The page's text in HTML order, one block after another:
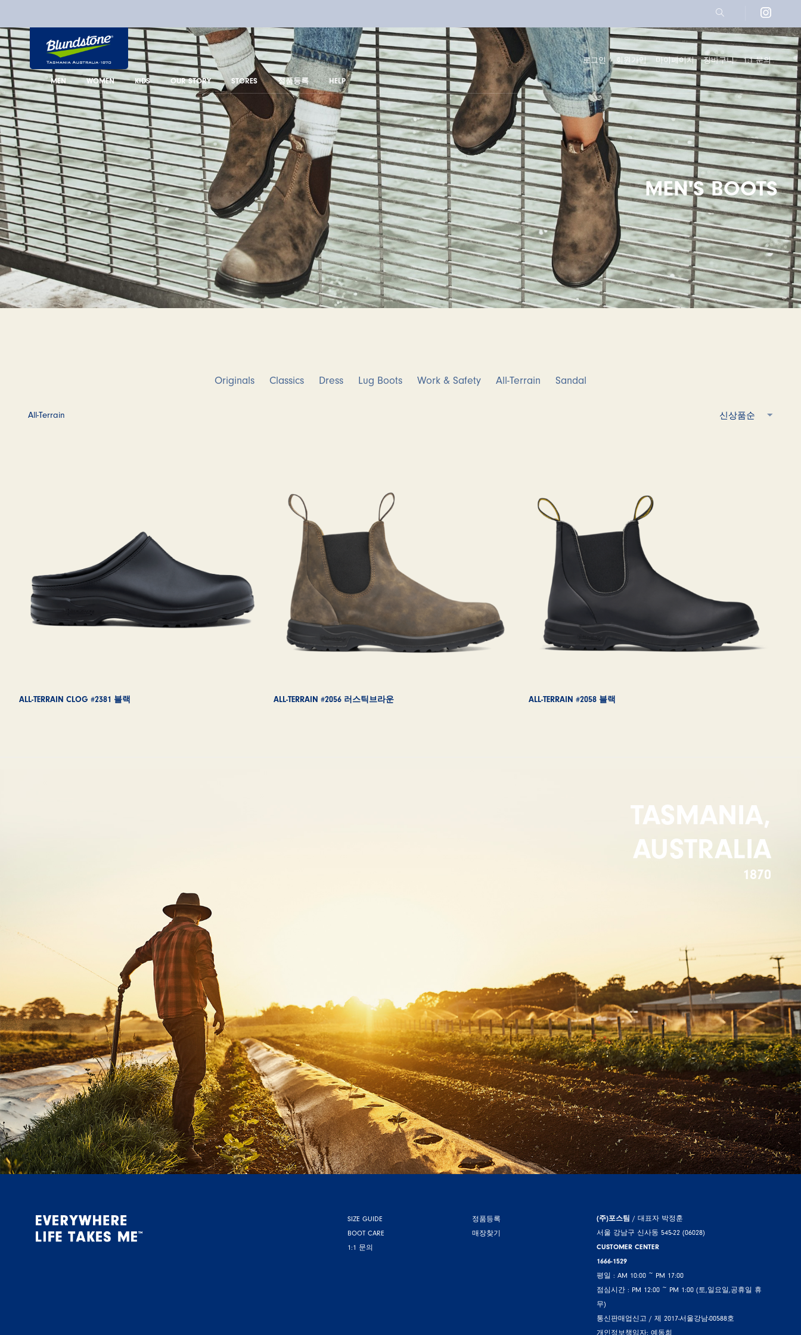
search
icon
사
이
트
로
고
MEN WOMEN KIDS OUR STORY STORES 정품등록 HELP
로그인 회원가입 마이페이지 장바구니 1:1 문의
MEN'S BOOTS
Originals Classics Dress Lug Boots Work & Safety All-Terrain Sandal
All-Terrain
ALL-TERRAIN CLOG #2381 블랙 ALL-TERRAIN #2056 러스틱브라운 ALL-TERRAIN #2058 블랙
TASMANIA,
AUSTRALIA
1870
SIZE GUIDE
BOOT CARE
1:1 문의
정품등록
매장찾기
(주)포스팀 / 대표자 박정훈
서울 강남구 신사동 545-22 (06028)
CUSTOMER CENTER
1666-1529
평일 : AM 10:00 ~ PM 17:00
점심시간 : PM 12:00 ~ PM 1:00 (토,일요일,공휴일 휴
무)
통신판매업신고 / 제 2017-서울강남-00588호
개인정보책임자: 예동희